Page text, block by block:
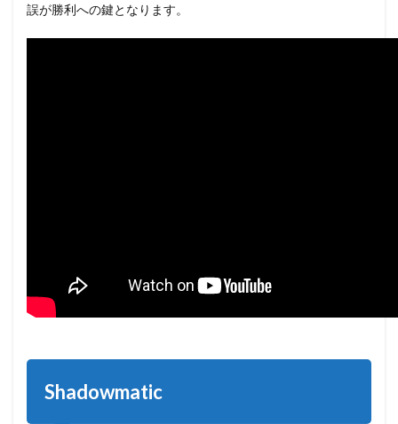
誤が勝利への鍵となります。
Shadowmatic